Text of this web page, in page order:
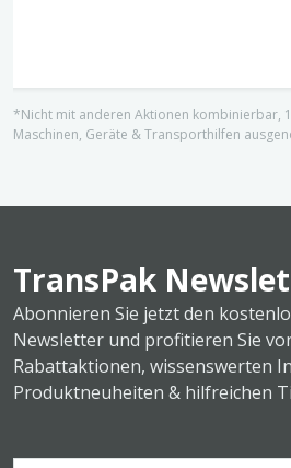
*Nicht mit anderen Aktionen kombinierbar,
Maschinen, Geräte & Transporthilfen
TransPak
Abonnieren Sie jetzt den
Newsletter und profitieren Sie
Rabattaktionen, wissenswerten
Produktneuheiten & hilfreichen